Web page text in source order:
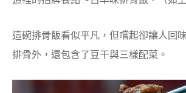
這碗排骨飯看似平凡，但嚐起卻讓人回
排骨外，還包含了豆干與三樣配菜。